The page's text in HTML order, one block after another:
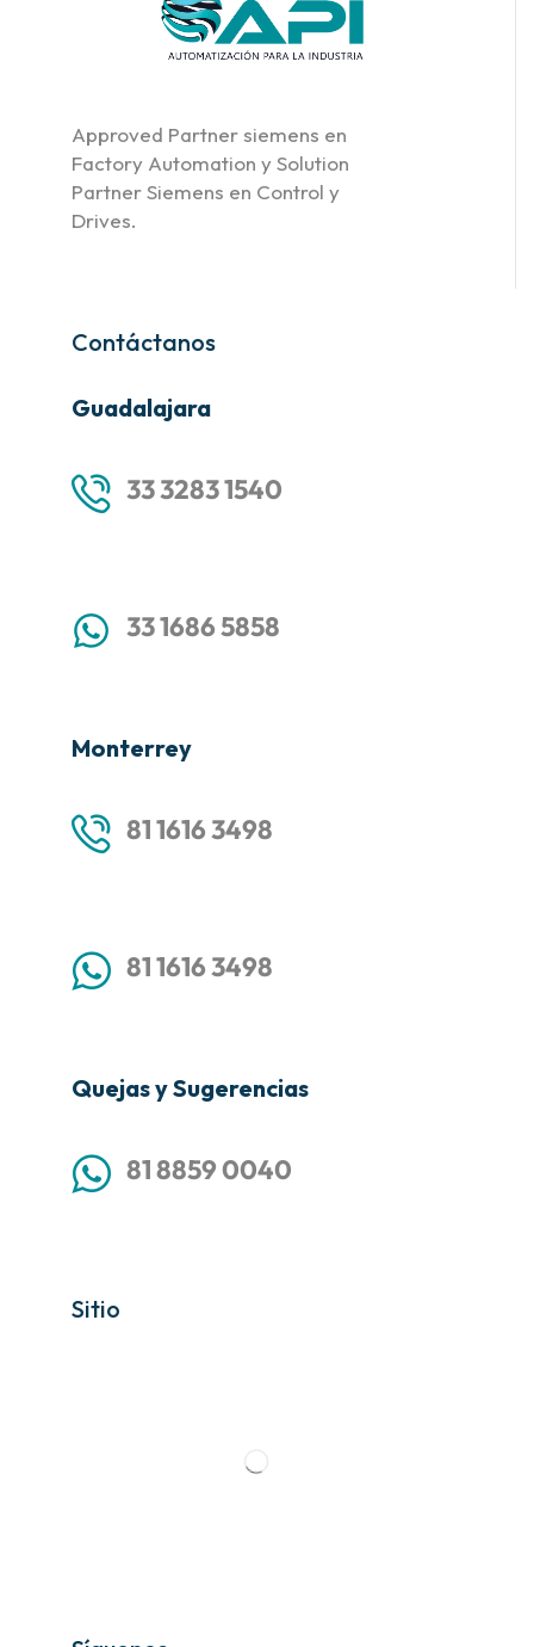
Approved Partner siemens en
Factory Automation y Solution
Partner Siemens en Control y
Drives.
Contáctanos
Guadalajara
33 3283 1540
33 1686 5858
Monterrey
81 1616 3498
81 1616 3498
Quejas y Sugerencias
81 8859 0040
Sitio